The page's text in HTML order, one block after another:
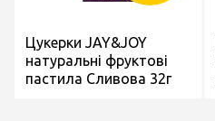
Цукерки JAY&JOY
натуральні фруктові
пастила Сливова 32г